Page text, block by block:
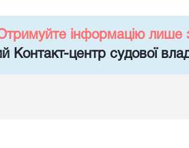
інформацію лише
Контакт-центр судової